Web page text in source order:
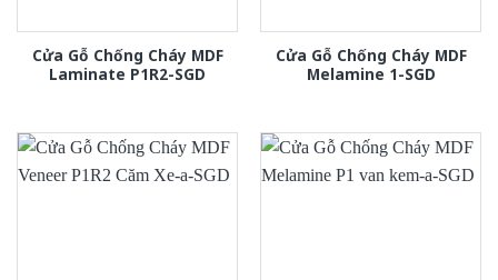
Cửa Gỗ Chống Cháy MDF
Laminate P1R2-SGD
Cửa Gỗ Chống Cháy MDF
Melamine 1-SGD